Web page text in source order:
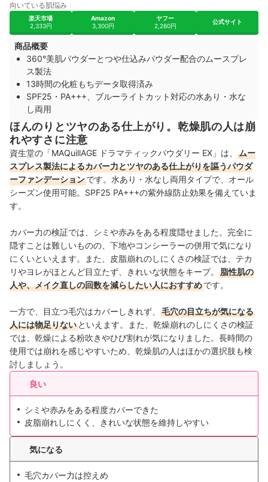
向いている肌悩み
楽天市場
2,333円
Amazon
3,300円
ヤフー
2,260円
公式サイト
商品概要
360°美肌パウダーとつや仕込みパウダー配合のムースプレ
ス製法
13時間の化粧もちデータ取得済み
SPF25・PA+++、ブルーライトカット対応の水あり・水な
し両用
ほんのりとツヤのある仕上がり。乾燥肌の人は崩
れやすさに注意
資生堂の「MAQuillAGE ドラマティックパウダリー EX」は、
ムー
スプレス製法によるカバー力とツヤのある仕上がりを謳うパウダ
ーファンデーションです。水あり・水なし両用タイプで、オール
シーズン使用可能。SPF25 PA+++の紫外線防止効果を備えていま
す。
カバー力の検証では、シミや赤みをある程度隠せました。完全に
隠すことは難しいものの、下地やコンシーラーの併用で気になり
にくいといえます。また、皮脂崩れのしにくさの検証では、テカ
リやヨレがほとんど目立たず、きれいな状態をキープ。
脂性肌の
人や、メイク直しの回数を減らしたい人におすすめです。
一方で、目立つ毛穴はカバーしきれず、
毛穴の目立ちが気になる
人には物足りない といえます。また、乾燥崩れのしにくさの検証
では、乾燥による粉吹きやひび割れが気になりました。長時間の
使用では崩れを感じやすいため、乾燥肌の人はほかの選択肢も検
討しましょう。
良い
シミや赤みをある程度カバーできた
皮脂崩れしにくく、きれいな状態を維持しやすい
気になる
毛穴カバー力は控えめ